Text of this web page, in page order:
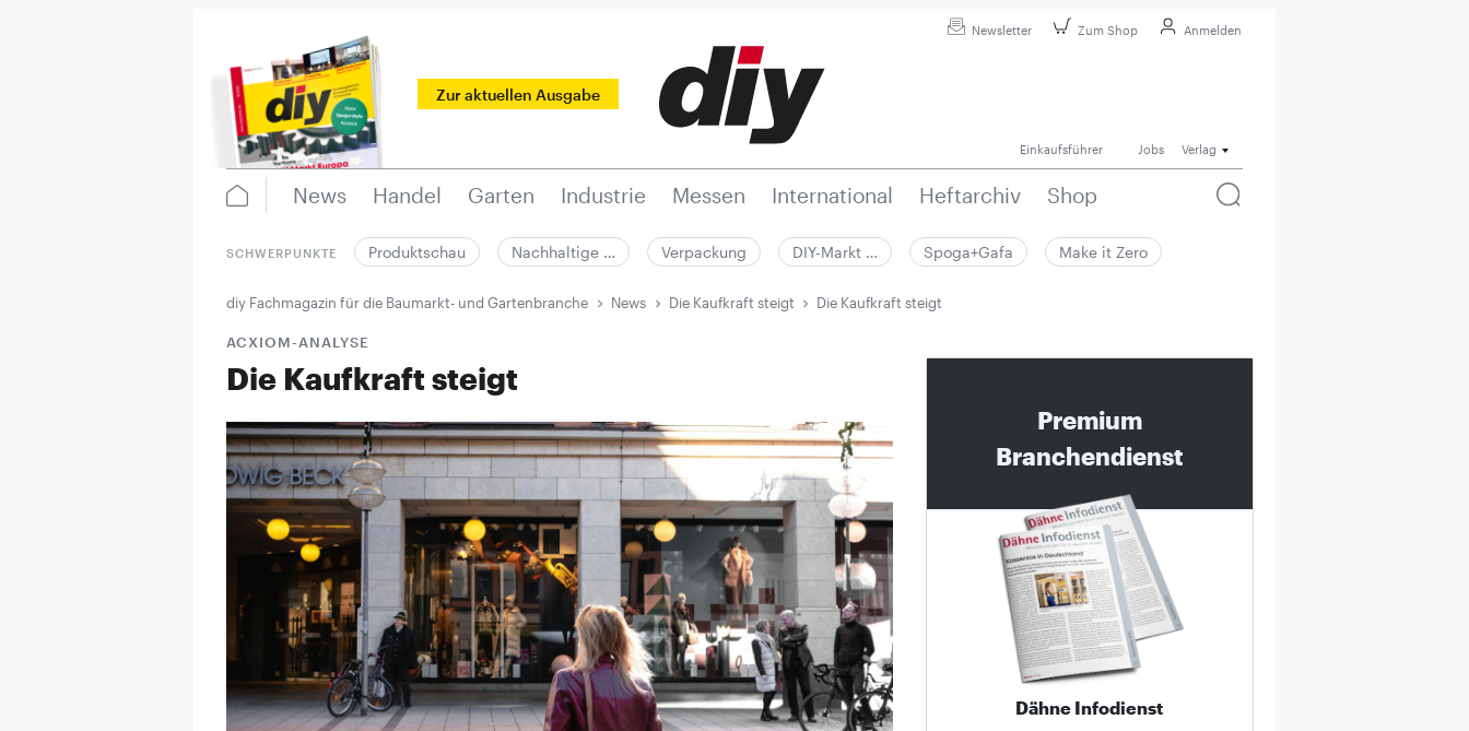
Newsletter Zum Shop Anmelden
Zur aktuellen Ausgabe
Einkaufsführer Jobs Verlag
News Handel Garten Industrie Messen International Heftarchiv Shop
SCHWERPUNKTE Produktschau Nachhaltige … Verpackung DIY-Markt … Spoga+Gafa Make it Zero
diy Fachmagazin für die Baumarkt- und Gartenbranche News Die Kaufkraft steigt Die Kaufkraft steigt
ACXIOM-ANALYSE
Die Kaufkraft steigt
Premium
Branchendienst
Dähne Infodienst